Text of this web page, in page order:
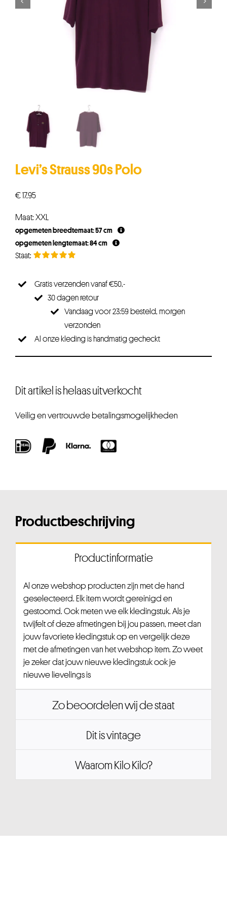
Levi’s Strauss 90s Polo
€17,95
Maat: XXL
opgemeten breedtemaat: 57 cm
opgemeten lengtemaat: 84 cm
Gratis verzenden vanaf €50,-
30 dagen retour
Vandaag voor 23:59 besteld, morgen
verzonden
Al onze kleding is handmatig gecheckt
Dit artikel is helaas uitverkocht
Veilig en vertrouwde betalingsmogelijkheden
Productbeschrijving
Productinformatie
Al onze webshop producten zijn met de hand
geselecteerd. Elk item wordt gereinigd en
gestoomd. Ook meten we elk kledingstuk. Als je
twijfelt of deze afmetingen bij jou passen, meet dan
jouw favoriete kledingstuk op en vergelijk deze
met de afmetingen van het webshop item. Zo weet
je zeker dat jouw nieuwe kledingstuk ook je
nieuwe lievelings is
Zo beoordelen wij de staat
Dit is vintage
Waarom Kilo Kilo?